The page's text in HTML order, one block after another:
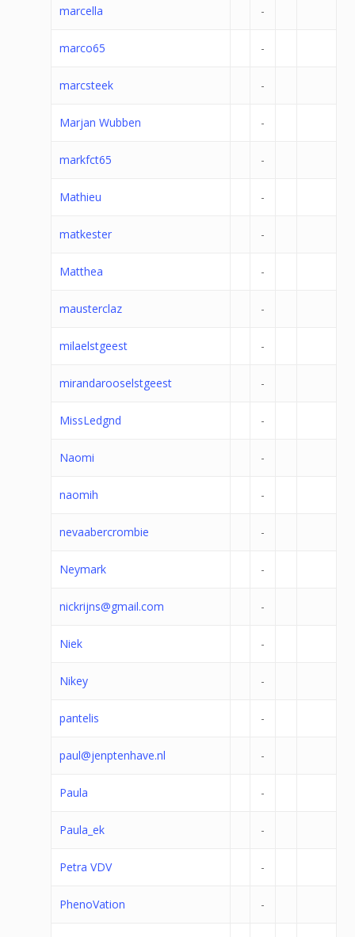
marcella -
marco65 -
marcsteek -
Marjan Wubben -
markfct65 -
Mathieu -
matkester -
Matthea -
mausterclaz -
milaelstgeest -
mirandarooselstgeest -
MissLedgnd -
Naomi -
naomih -
nevaabercrombie -
Neymark -
nickrijns@gmail.com -
Niek -
Nikey -
pantelis -
paul@jenptenhave.nl -
Paula -
Paula_ek -
Petra VDV -
PhenoVation -